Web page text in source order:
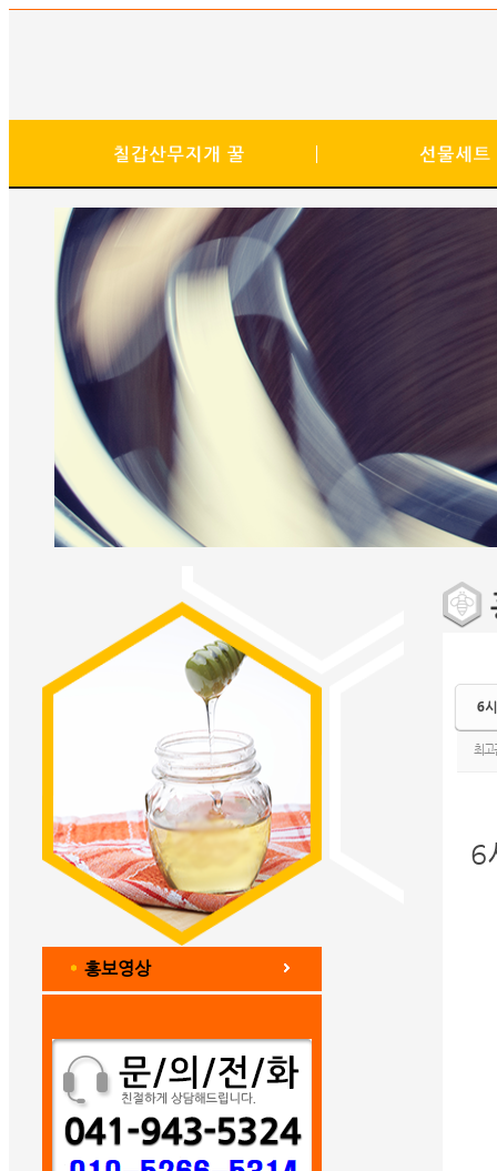
홍보영상
6
최고
6